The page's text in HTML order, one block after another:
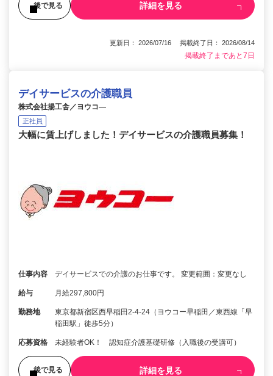
後で見る 詳細を見る
更新日： 2026/07/16 掲載終了日： 2026/08/14
掲載終了まであと7日
デイサービスの介護職員
株式会社揚工舎／ヨウコ―
正社員
大幅に賃上げしました！デイサービスの介護職員募集！
仕事内容 デイサービスでの介護のお仕事です。 変更範囲：変更なし
給与 月給297,800円
勤務地
東京都新宿区西早稲田2-4-24（ヨウコー早稲田／東西線「早
稲田駅」徒歩5分）
応募資格 未経験者OK！ 認知症介護基礎研修（入職後の受講可）
後で見る 詳細を見る